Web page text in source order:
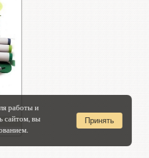
работы и
сайтом, вы
Принять